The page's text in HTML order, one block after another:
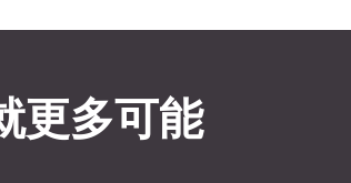
更多可能